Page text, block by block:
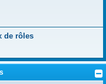
de rôles